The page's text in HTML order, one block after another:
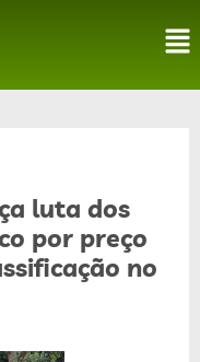
luta dos
por preço
no